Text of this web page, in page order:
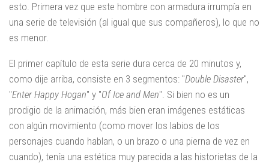
esto. Primera vez que este hombre con armadura irrumpía en
una serie de televisión (al igual que sus compañeros), lo que no
es menor.
El primer capítulo de esta serie dura cerca de 20 minutos y,
como dije arriba, consiste en 3 segmentos: "Double Disaster",
"Enter Happy Hogan" y "Of Ice and Men". Si bien no es un
prodigio de la animación, más bien eran imágenes estáticas
con algún movimiento (como mover los labios de los
personajes cuando hablan, o un brazo o una pierna de vez en
cuando), tenía una estética muy parecida a las historietas de la